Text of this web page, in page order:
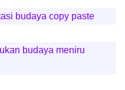
budaya copy paste
budaya meniru